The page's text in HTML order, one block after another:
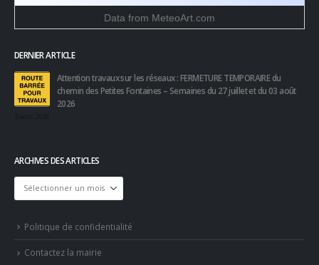
Data from MeteoArt.com
DERNIER ARTICLE
Attention travaux sur les réseaux : FERMETURE TEMPORAIRE du
chemin des Petites Fontaines – Semaines du 27 juillet et du 03 août
2026
ARCHIVES DES ARTICLES
Archives
des
Politique de confidentialité
Contactez la mairie